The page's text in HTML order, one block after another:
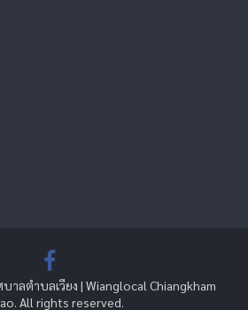
าลตำบลเวียง | Wianglocal Chiangkham
All rights reserved.